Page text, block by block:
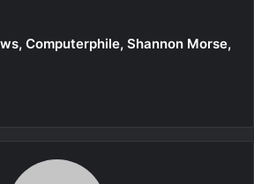
Computerphile, Shannon Morse,